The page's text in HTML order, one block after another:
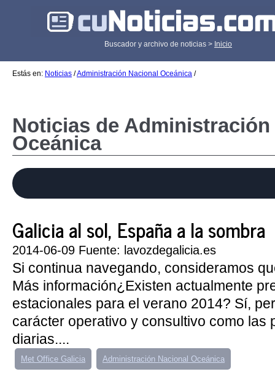
Buscador y archivo de noticias > Inicio
Estás en: Noticias /Administración Nacional Oceánica /
Noticias de Administración
Oceánica
Galicia al sol, España a la sombra
2014-06-09 Fuente: lavozdegalicia.es
Si continua navegando, consideramos
Más información¿Existen actualmente
estacionales para el verano 2014? Sí,
carácter operativo y consultivo como las
diarias....
Met Office Galicia Administración Nacional Oceánica